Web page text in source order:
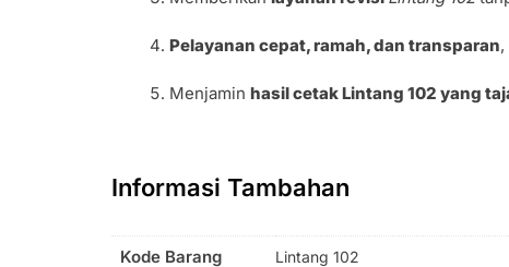
Pelayanan cepat, ramah, dan transparan
Menjaminhasil cetak Lintang 102 yang
Informasi Tambahan
Kode Barang Lintang 102